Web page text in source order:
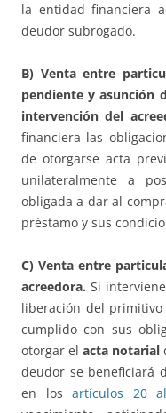
la entidad financiera
deudor subrogado.
B) Venta entre
pendiente y asunción
intervención del
financiera las
de otorgarse acta
unilateralmente a
obligada a dar al
préstamo y sus
C) Venta entre
acreedora. Si
liberación del
cumplido con sus
otorgar el acta notarial
deudor se beneficiará
en los artículos 20